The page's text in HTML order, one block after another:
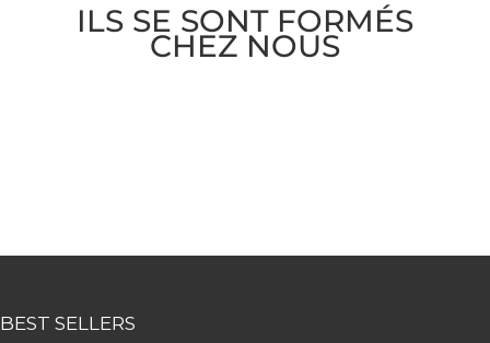
ILS SE SONT FORMÉS
CHEZ NOUS
BEST SELLERS